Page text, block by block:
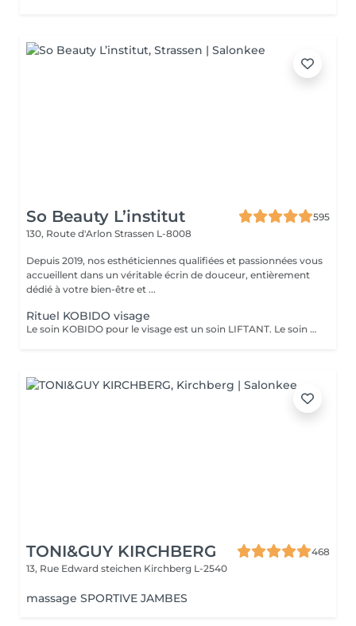
So Beauty L’institut
595
130, Route d'Arlon Strassen L-8008
Depuis 2019, nos esthéticiennes qualifiées et passionnées vous
accueillent dans un véritable écrin de douceur, entièrement
dédié à votre bien-être et ...
Rituel KOBIDO visage
Le soin KOBIDO pour le visage est un soin LIFTANT. Le soin dure 1h15, et vous permettra de lifter complètement votre visage. Il est idéal de venir démaquillé pour commencer ce rituel. La praticienne commencera par un enchaînement de serviettes chaudes, puis viendra stimuler les cellules avec un instrument le RIDOKI. Suivi d'un massage doux avec des techniques de massage spécifiques au Kobido. Puis elle effectura des points de pressions sur les méridiens, pour terminer avec un passage au ROULEAU DE JADE. Laissez-vous porter par ce rituel anti-âge d'exeption à la fois relaxant et liftant.
TONI&GUY KIRCHBERG
468
13, Rue Edward steichen Kirchberg L-2540
massage SPORTIVE JAMBES